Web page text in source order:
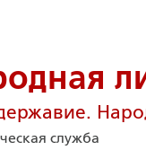
служба